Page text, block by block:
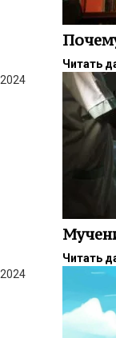
Читать
2024
Читать
2024